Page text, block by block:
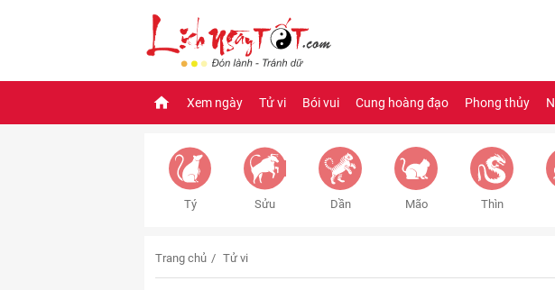
Xem ngày Tử vi Bói vui Cung hoàng đạo Phong thủy
Tý Sửu Dần Mão Thìn
Trang chủ Tử vi